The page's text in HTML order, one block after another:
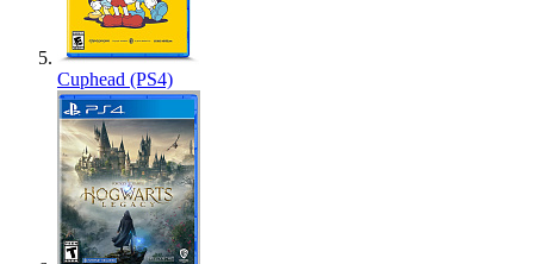
Cuphead (PS4)